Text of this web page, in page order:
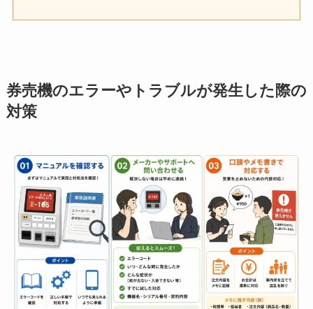
券売機のエラーやトラブルが発生した際の
対策